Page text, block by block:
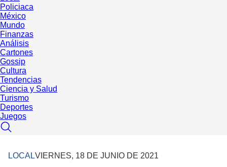
Policiaca
México
Mundo
Finanzas
Análisis
Cartones
Gossip
Cultura
Tendencias
Ciencia y Salud
Turismo
Deportes
Juegos
LOCALVIERNES, 18 DE JUNIO DE 2021